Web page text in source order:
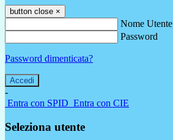
button close ×
Nome Utente
Password
Password dimenticata?
-
Entra con SPID Entra con CIE
Seleziona utente